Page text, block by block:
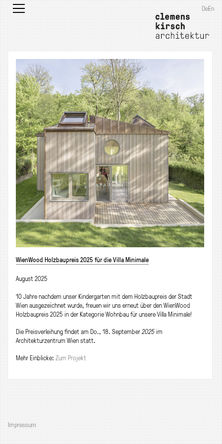
DeEn
WienWood Holzbaupreis 2025 für die Villa Minimale
August 2025
10 Jahre nachdem unser Kindergarten mit dem Holzbaupreis der Stadt
Wien ausgezeichnet wurde, freuen wir uns erneut über den WienWood
Holzbaupreis 2025 in der Kategorie Wohnbau für unsere Villa Minimale!
Die Preisverleihung findet am Do., 18. September2025im
Architekturzentrum Wien statt.
Mehr Einblicke: Zum Projekt
Impressum